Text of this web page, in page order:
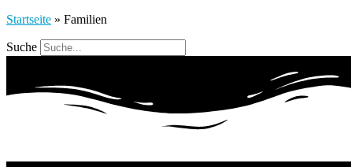
Startseite » Familien
Suche